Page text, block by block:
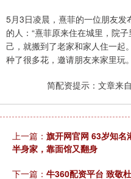
5月3日凌晨，熹菲的一位朋友
的人：“熹菲原来住在城里，院
己，就搬到了老家和家人住一起
种了很多花，邀请朋友来家里玩
简配资提示：文章来
上一篇： 旗开网官网 63岁知名
半身家，靠面馆又翻身
下一篇： 牛360配资平台 致敬